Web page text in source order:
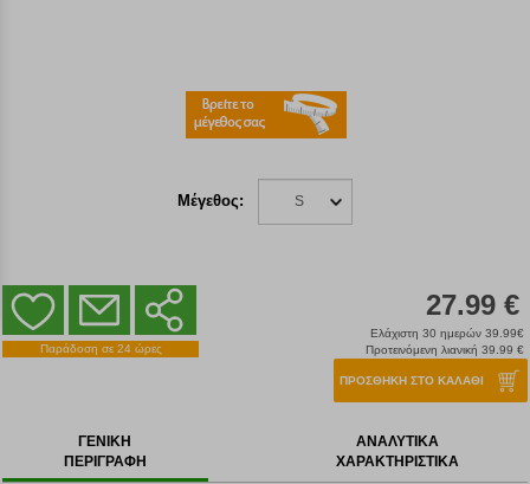
Μέγεθος: S
Παράδοση σε 24 ώρες
27.99 €
Ελάχιστη 30 ημερών 39.99€
Προτεινόμενη λιανική 39.99 €
ΠΡΟΣΘΗΚΗ ΣΤΟ ΚΑΛΑΘΙ
ΓΕΝΙΚΗ
ΠΕΡΙΓΡΑΦΗ
ΑΝΑΛΥΤΙΚΑ
ΧΑΡΑΚΤΗΡΙΣΤΙΚΑ